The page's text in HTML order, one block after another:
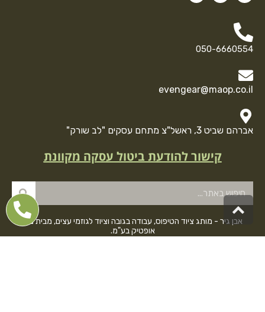
050-6660554
evengear@maop.co.il
אברהם שביט 3, ראשל"צ מתחם עסקים "לב שורק"
קישור להודעת ביטול עסקה מקוונת
אבן גיר - מותג ציוד הטיפוס, עבודה בגובה וציוד לגוזמי עצים, מבית מגן
אופטיק בע"מ.
גלילה
לראש
העמוד